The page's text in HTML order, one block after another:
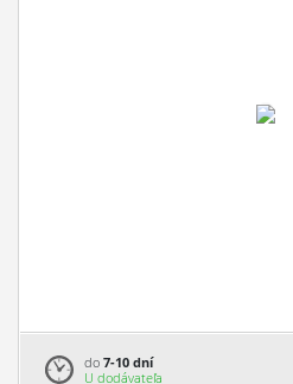
do 7-10 dní
U dodávateľa